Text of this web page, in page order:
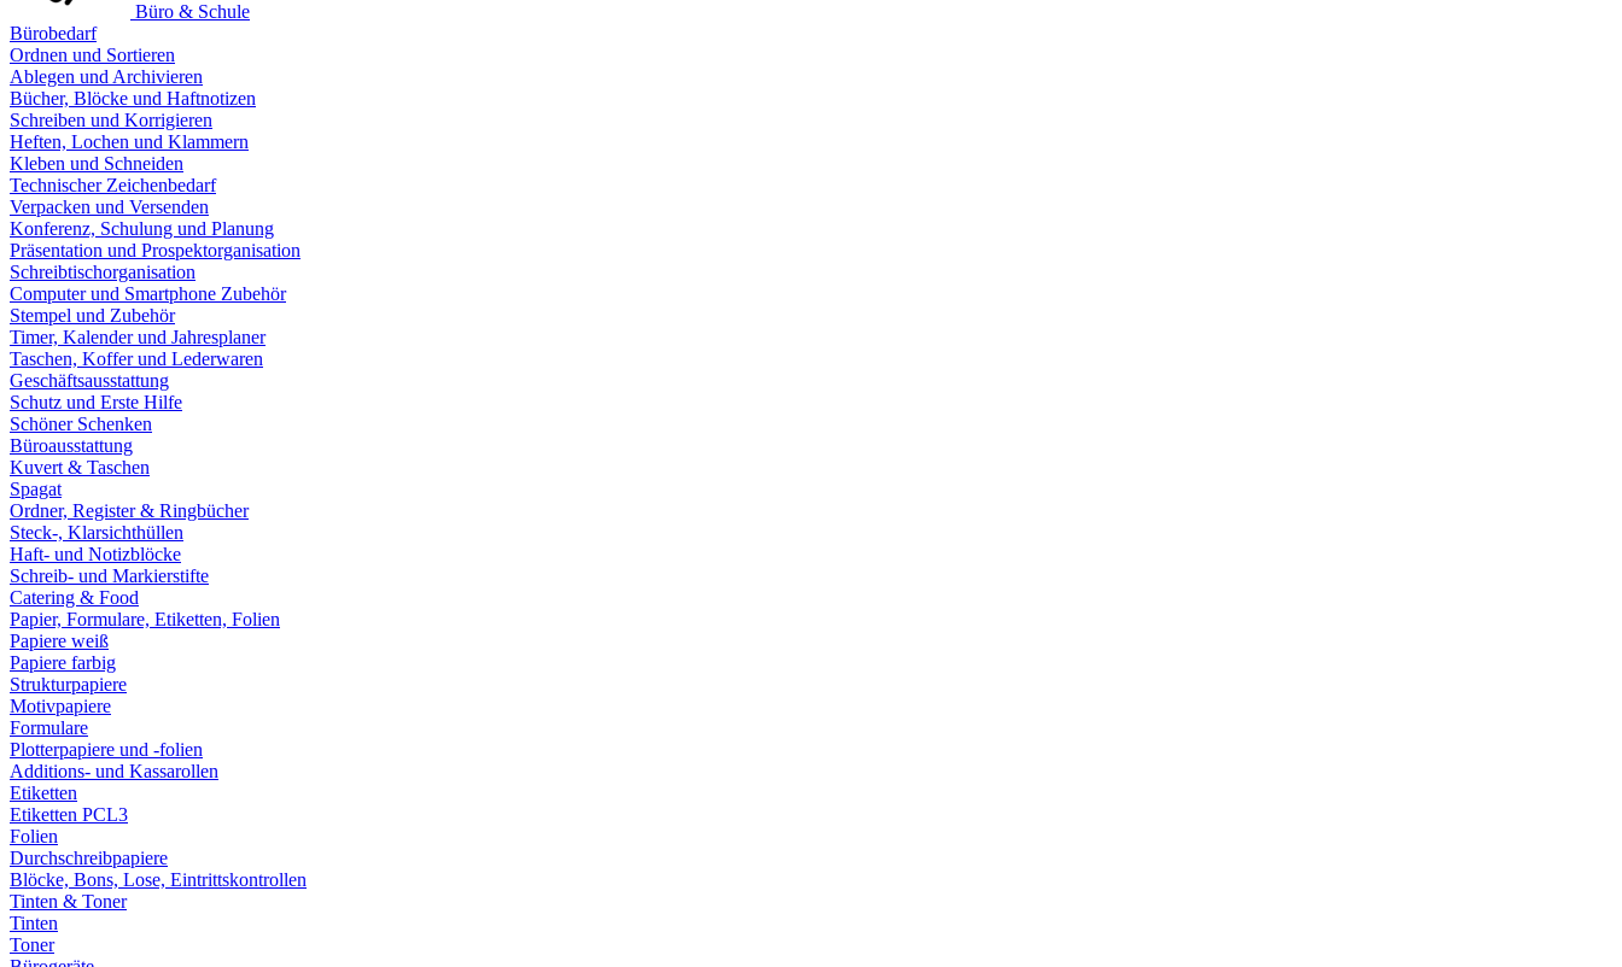
Büro & Schule
Bürobedarf
Ordnen und Sortieren
Ablegen und Archivieren
Bücher, Blöcke und Haftnotizen
Schreiben und Korrigieren
Heften, Lochen und Klammern
Kleben und Schneiden
Technischer Zeichenbedarf
Verpacken und Versenden
Konferenz, Schulung und Planung
Präsentation und Prospektorganisation
Schreibtischorganisation
Computer und Smartphone Zubehör
Stempel und Zubehör
Timer, Kalender und Jahresplaner
Taschen, Koffer und Lederwaren
Geschäftsausstattung
Schutz und Erste Hilfe
Schöner Schenken
Büroausstattung
Kuvert & Taschen
Spagat
Ordner, Register & Ringbücher
Steck-, Klarsichthüllen
Haft- und Notizblöcke
Schreib- und Markierstifte
Catering & Food
Papier, Formulare, Etiketten, Folien
Papiere weiß
Papiere farbig
Strukturpapiere
Motivpapiere
Formulare
Plotterpapiere und -folien
Additions- und Kassarollen
Etiketten
Etiketten PCL3
Folien
Durchschreibpapiere
Blöcke, Bons, Lose, Eintrittskontrollen
Tinten & Toner
Tinten
Toner